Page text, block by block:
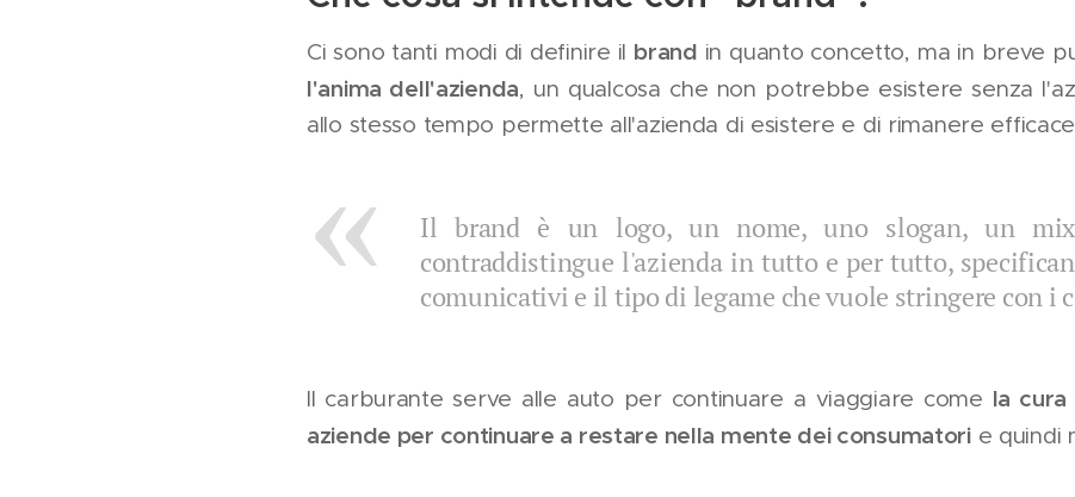
Ci sono tanti modi di definire il brand in quanto concetto, ma in breve
l'anima dell'azienda, un qualcosa che non potrebbe esistere senza
allo stesso tempo permette all'azienda di esistere e di rimanere
Il brand è un logo, un nome, uno slogan, un
contraddistingue l'azienda in tutto e per tutto,
comunicativi e il tipo di legame che vuole stringere con i
Il carburante serve alle auto per continuare a viaggiare come la
aziende per continuare a restare nella mente dei consumatorie quindi